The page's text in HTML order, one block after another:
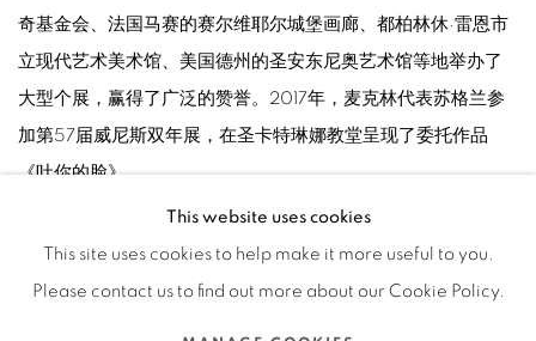
奇基金会、法国马赛的赛尔维耶尔城堡画廊、都柏林休·雷恩市
立现代艺术美术馆、美国德州的圣安东尼奥艺术馆等地举办了
大型个展，赢得了广泛的赞誉。2017年，麦克林代表苏格兰参
加第57届威尼斯双年展，在圣卡特琳娜教堂呈现了委托作品
《吐你的脸》。
This website uses cookies
This site uses cookies to help make it more useful to you.
Please contact us to find out more about our Cookie Policy.